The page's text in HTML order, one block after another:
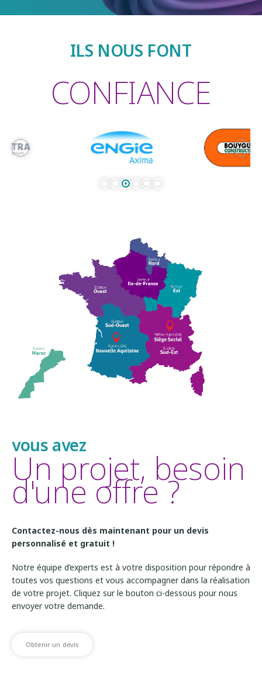
ILS NOUS FONT
CONFIANCE
vous avez
Un projet, besoin
d'une offre ?
Contactez-nous dès maintenant pour un devis
personnalisé et gratuit !
Notre équipe d’experts est à votre disposition pour répondre à
toutes vos questions et vous accompagner dans la réalisation
de votre projet. Cliquez sur le bouton ci-dessous pour nous
envoyer votre demande.
Obtenir un devis